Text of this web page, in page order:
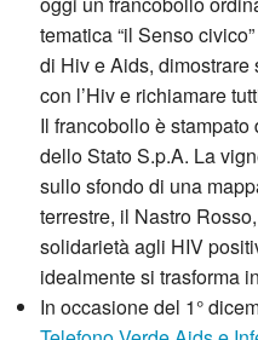
tematica “il Senso
di Hiv e Aids,
con l’Hiv e richiamare
Il francobollo è stampato
dello Stato S.p.A. La
sullo sfondo di una
terrestre, il Nastro
solidarietà agli HIV
idealmente si trasforma
In occasione del 1°